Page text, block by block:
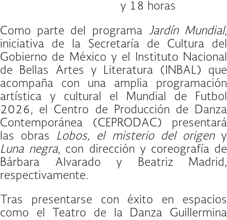
y 18 horas
Como parte del programa Jardín Mundial,
iniciativa de la Secretaría de Cultura del
Gobierno de México y el Instituto Nacional
de Bellas Artes y Literatura (INBAL) que
acompaña con una amplia programación
artística y cultural el Mundial de Futbol
2026, el Centro de Producción de Danza
Contemporánea (CEPRODAC) presentará
las obras Lobos, el misterio del origeny
Luna negra, con dirección y coreografía de
Bárbara Alvarado y Beatriz Madrid,
respectivamente.
Tras presentarse con éxito en espacios
como el Teatro de la Danza Guillermina